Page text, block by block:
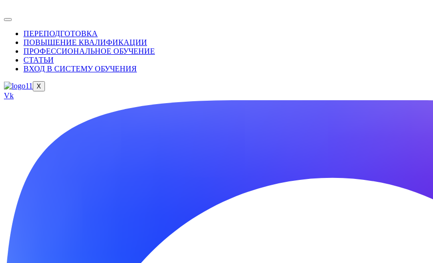
ПЕРЕПОДГОТОВКА
ПОВЫШЕНИЕ КВАЛИФИКАЦИИ
ПРОФЕССИОНАЛЬНОЕ ОБУЧЕНИЕ
СТАТЬИ
ВХОД В СИСТЕМУ ОБУЧЕНИЯ
X
Vk